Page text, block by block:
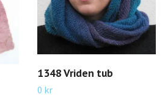
1348 Vriden tub
0 kr